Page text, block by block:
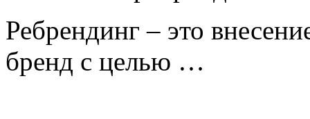
Ребрендинг – это
бренд с целью …